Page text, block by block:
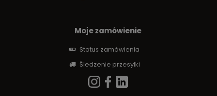
Moje zamówienie
Status zamówienia
Śledzenie przesyłki